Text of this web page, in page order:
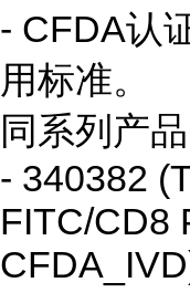
- CFDA认
用标准。
同系列产
- 340382
FITC/CD8